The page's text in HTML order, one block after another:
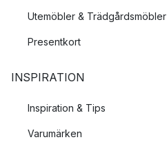
Utemöbler & Trädgårdsmöbler
Presentkort
INSPIRATION
Inspiration & Tips
Varumärken